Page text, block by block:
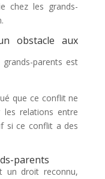
chez les grands-
obstacle aux
parents est
que ce conflit ne
relations entre
si ce conflit a des
parents
un droit reconnu,